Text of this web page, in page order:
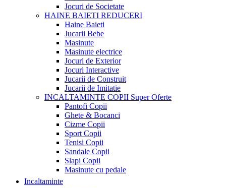
Jocuri de Societate
HAINE BAIETI REDUCERI
Haine Baieti
Jucarii Bebe
Masinute
Masinute electrice
Jocuri de Exterior
Jocuri Interactive
Jucarii de Construit
Jucarii de Imitatie
INCALTAMINTE COPII Super Oferte
Pantofi Copii
Ghete & Bocanci
Cizme Copii
Sport Copii
Tenisi Copii
Sandale Copii
Slapi Copii
Masinute cu pedale
Incaltaminte